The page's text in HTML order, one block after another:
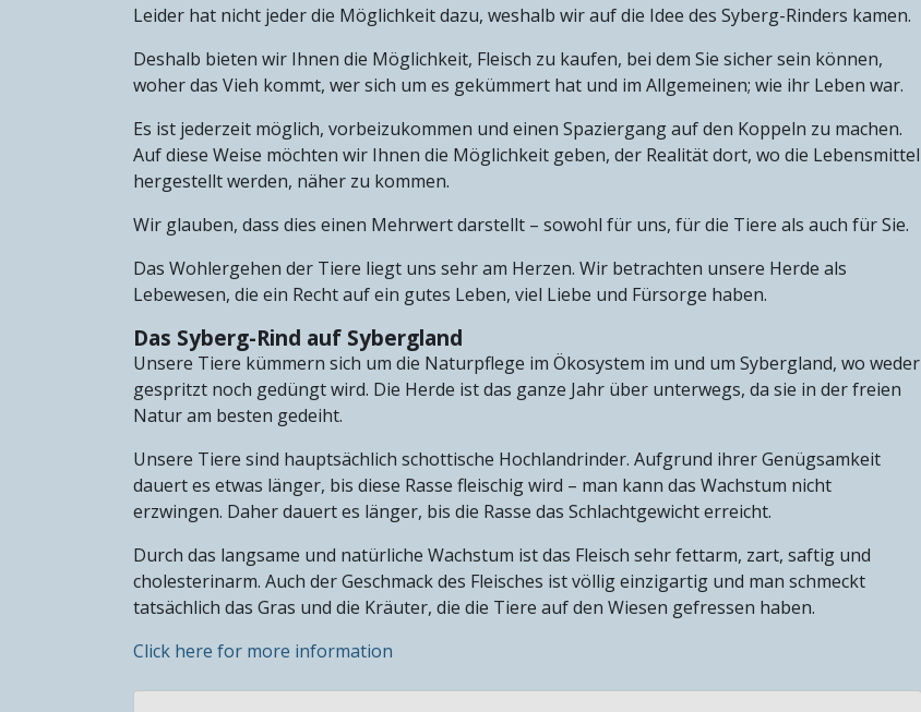
Leider hat nicht jeder die Möglichkeit dazu, weshalb wir auf die Idee des Syberg-Rinders kamen.
Deshalb bieten wir Ihnen die Möglichkeit, Fleisch zu kaufen, bei dem Sie sicher sein können,
woher das Vieh kommt, wer sich um es gekümmert hat und im Allgemeinen; wie ihr Leben war.
Es ist jederzeit möglich, vorbeizukommen und einen Spaziergang auf den Koppeln zu machen.
Auf diese Weise möchten wir Ihnen die Möglichkeit geben, der Realität dort, wo die Lebensmittel
hergestellt werden, näher zu kommen.
Wir glauben, dass dies einen Mehrwert darstellt – sowohl für uns, für die Tiere als auch für Sie.
Das Wohlergehen der Tiere liegt uns sehr am Herzen. Wir betrachten unsere Herde als
Lebewesen, die ein Recht auf ein gutes Leben, viel Liebe und Fürsorge haben.
Das Syberg-Rind auf Sybergland
Unsere Tiere kümmern sich um die Naturpflege im Ökosystem im und um Sybergland, wo weder
gespritzt noch gedüngt wird. Die Herde ist das ganze Jahr über unterwegs, da sie in der freien
Natur am besten gedeiht.
Unsere Tiere sind hauptsächlich schottische Hochlandrinder. Aufgrund ihrer Genügsamkeit
dauert es etwas länger, bis diese Rasse fleischig wird – man kann das Wachstum nicht
erzwingen. Daher dauert es länger, bis die Rasse das Schlachtgewicht erreicht.
Durch das langsame und natürliche Wachstum ist das Fleisch sehr fettarm, zart, saftig und
cholesterinarm. Auch der Geschmack des Fleisches ist völlig einzigartig und man schmeckt
tatsächlich das Gras und die Kräuter, die die Tiere auf den Wiesen gefressen haben.
Click here for more information